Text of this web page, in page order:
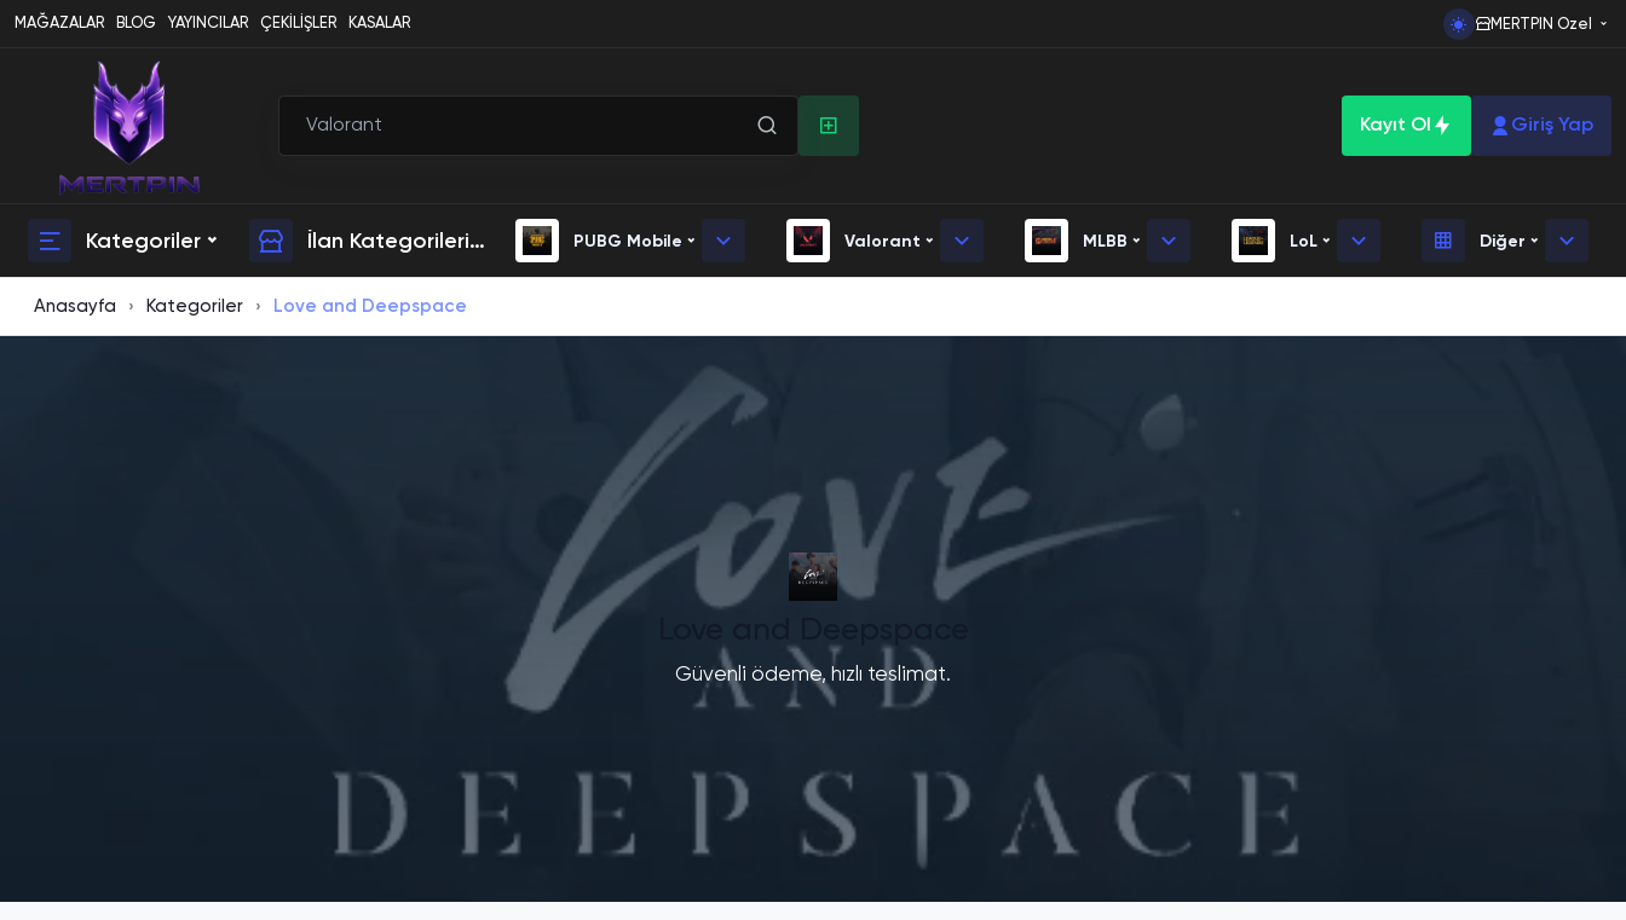
MAĞAZALAR BLOG YAYINCILAR ÇEKİLİŞLER KASALAR MERTPIN Ozel
Kayıt Ol Giriş Yap
Kategoriler İlan Kategorileri PUBG Mobile Valorant MLBB LoL Diğer
Anasayfa › Kategoriler › Love and Deepspace
Güvenli ödeme, hızlı teslimat.